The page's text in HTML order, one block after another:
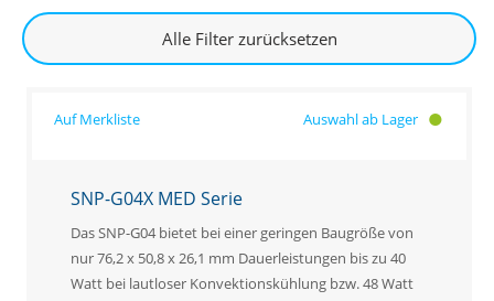
Alle Filter zurücksetzen
Auswahl ab Lager
SNP-G04X MED Serie
Das SNP-G04 bietet bei einer geringen Baugröße von
nur 76,2 x 50,8 x 26,1 mm Dauerleistungen bis zu 40
Watt bei lautloser Konvektionskühlung bzw. 48 Watt